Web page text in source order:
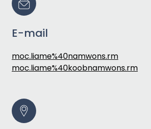
E-mail
moc.liame%40namwons.rm
moc.liame%40koobnamwons.rm